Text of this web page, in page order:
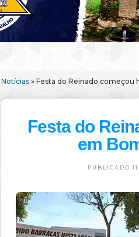
Notícias » Festa do Reinado começou
Festa do
em
PUBLICADO